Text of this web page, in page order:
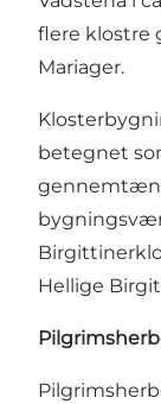
flere klostre
Mariager.
betegnet
Hellige